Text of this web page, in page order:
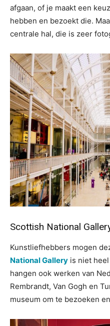
afgaan, of je maakt een
hebben en bezoekt die.
centrale hal, die is zeer
Scottish National
Kunstliefhebbers mogen
National Gallery is niet
hangen ook werken van
Rembrandt, Van Gogh en
museum om te bezoeken